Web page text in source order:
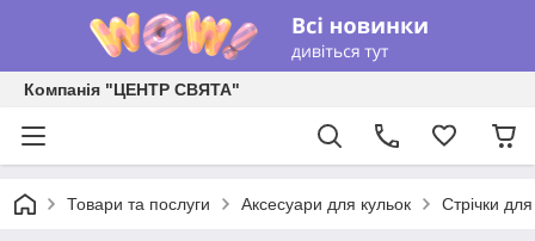
Компанія "ЦЕНТР СВЯТА"
Товари та послуги Аксесуари для кульок Стрічки